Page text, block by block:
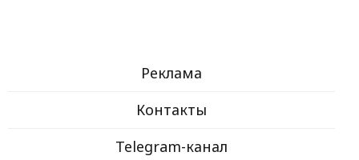
Реклама
Контакты
Telegram-канал